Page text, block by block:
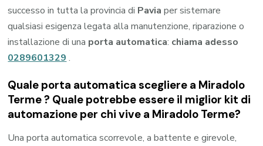
successo in tutta la provincia di Paviaper sistemare
qualsiasi esigenza legata alla manutenzione, riparazione o
installazione di una porta automatica: chiama adesso
0289601329.
Quale porta automatica scegliere a Miradolo
Terme ? Quale potrebbe essere il miglior kit di
automazione per chi vive a Miradolo Terme?
Una porta automatica scorrevole, a battente e girevole,